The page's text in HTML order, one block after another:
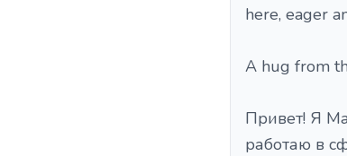
here, eager
A hug from
Привет! Я
работаю в